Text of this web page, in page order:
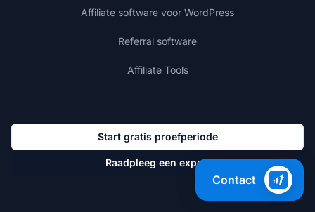
Affiliate software voor WordPress
Referral software
Affiliate Tools
Start gratis proefperiode
Raadpleeg een expert
Contact